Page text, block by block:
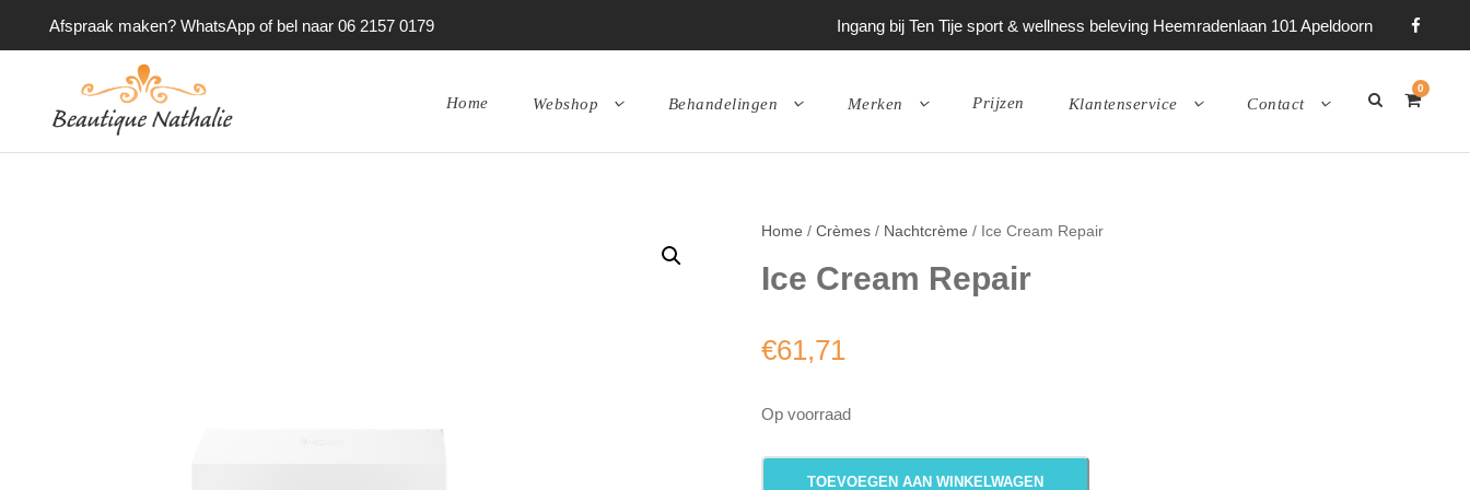
Afspraak maken? WhatsApp of bel naar 06 2157 0179 Ingang bij Ten Tije sport & wellness beleving Heemradenlaan 101 Apeldoorn
Home Webshop Behandelingen Merken Prijzen Klantenservice Contact
0
Home / Crèmes/ Nachtcrème / Ice Cream Repair
Ice Cream Repair
€61,71
Op voorraad
TOEVOEGEN AAN WINKELWAGEN